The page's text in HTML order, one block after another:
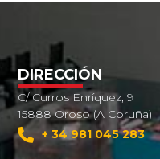
DIRECCIÓN
C/ Curros Enríquez, 9
15888 Oroso (A Coruña)
+ 34 981 045 283